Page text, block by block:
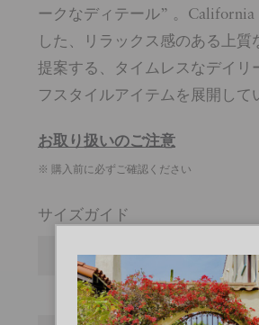
ークなディテール” 。California
した、リラックス感のある上質
提案する、タイムレスなデイリ
フスタイルアイテムを展開して
お取り扱いのご注意
※ 購入前に必ずご確認ください
サイズガイド
サイズ S
着丈 70